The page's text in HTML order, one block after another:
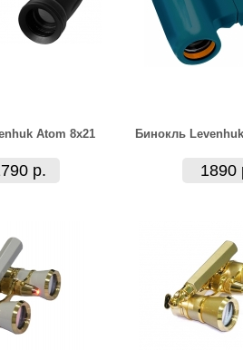
Atom 8x21
р.
Бинокль
1890